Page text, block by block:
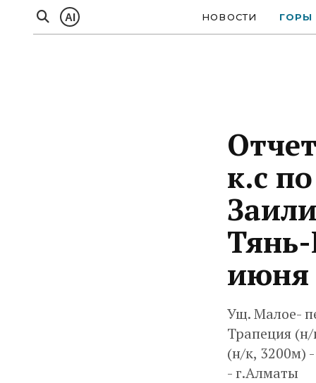
AI НОВОСТИ ГОРЫ
к.с
июня
Ущ. Малое-
Трапеция (н/
(н/к, 3200м)
- г.Алматы